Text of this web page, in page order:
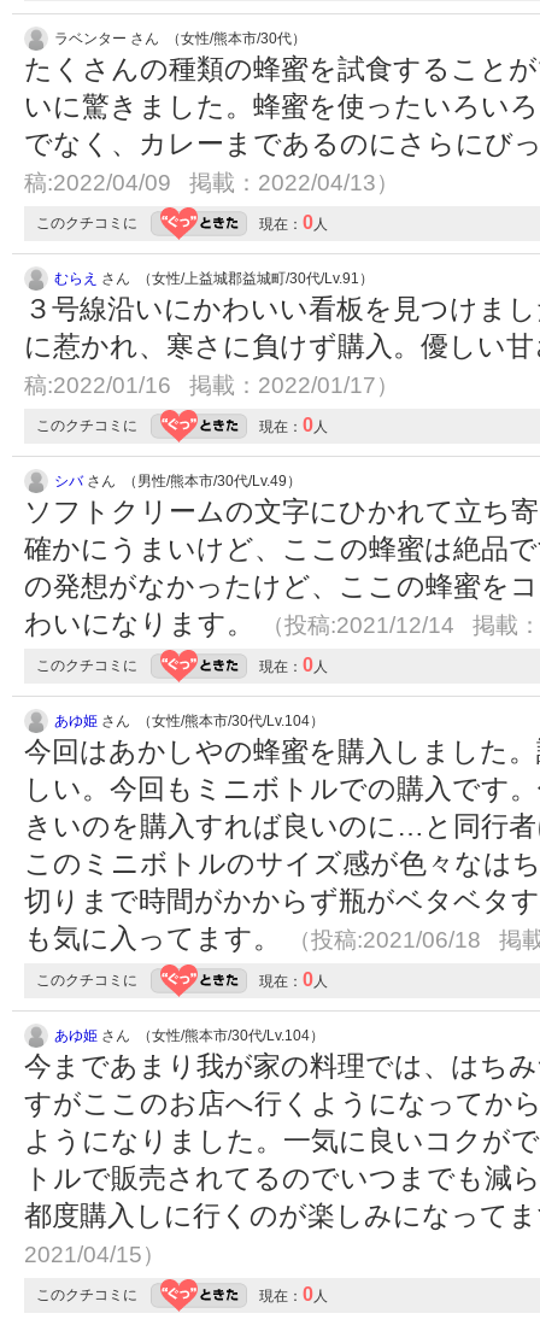
ラベンター さん （女性/熊本市/30代）
たくさんの種類の蜂蜜を試食すること
いに驚きました。蜂蜜を使ったいろい
でなく、カレーまであるのにさらにび
稿:2022/04/09 掲載：2022/04/13）
このクチコミに 現在： 0人
むらえ さん （女性/上益城郡益城町/30代/Lv.91）
３号線沿いにかわいい看板を見つけま
に惹かれ、寒さに負けず購入。優しい
稿:2022/01/16 掲載：2022/01/17）
このクチコミに 現在： 0人
シバさん （男性/熊本市/30代/Lv.49）
ソフトクリームの文字にひかれて立ち
確かにうまいけど、ここの蜂蜜は絶品
の発想がなかったけど、ここの蜂蜜を
わいになります。
（投稿:2021/12/14 掲載
このクチコミに 現在： 0人
あゆ姫 さん （女性/熊本市/30代/Lv.104）
今回はあかしやの蜂蜜を購入しました
しい。今回もミニボトルでの購入です
きいのを購入すれば良いのに…と同行
このミニボトルのサイズ感が色々なは
切りまで時間がかからず瓶がベタベタ
も気に入ってます。
（投稿:2021/06/18 掲
このクチコミに 現在： 0人
あゆ姫 さん （女性/熊本市/30代/Lv.104）
今まであまり我が家の料理では、はち
すがここのお店へ行くようになってか
ようになりました。一気に良いコクが
トルで販売されてるのでいつまでも減
都度購入しに行くのが楽しみになって
2021/04/15）
このクチコミに 現在： 0人